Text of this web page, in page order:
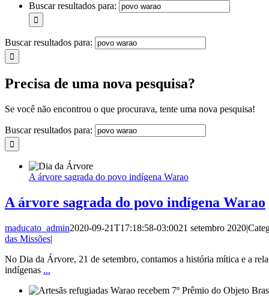
Buscar resultados para:
Buscar resultados para:
Precisa de uma nova pesquisa?
Se você não encontrou o que procurava, tente uma nova pesquisa!
Buscar resultados para:
A árvore sagrada do povo indígena Warao
A árvore sagrada do povo indígena Warao
maducato_admin2020-09-21T17:18:58-03:0021 setembro 2020|
das Missões|
No Dia da Árvore, 21 de setembro, contamos a história mítica e a
indígenas ...